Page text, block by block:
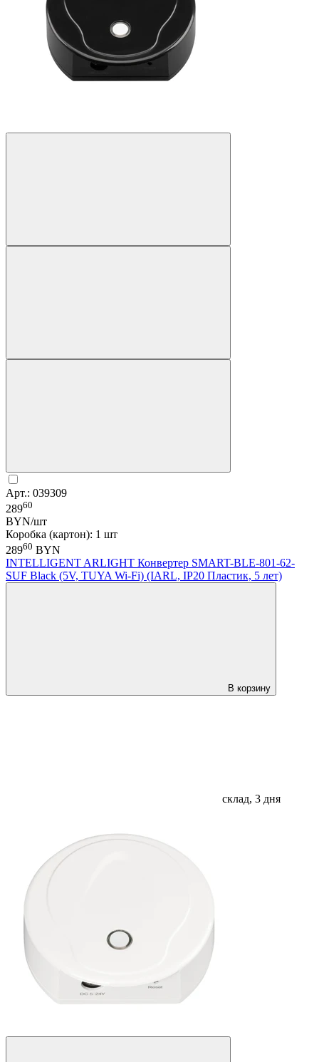
Арт.: 039309
28960
BYN/шт
Коробка (картон): 1 шт
28960 BYN
INTELLIGENT ARLIGHT Конвертер SMART-BLE-801-62-
SUF Black (5V, TUYA Wi-Fi) (IARL, IP20 Пластик, 5 лет)
В корзину
склад, 3 дня